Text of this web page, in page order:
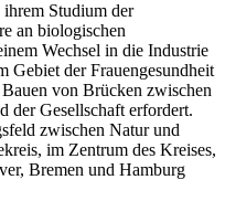
Studium der
an biologischen
Wechsel in die Industrie
Gebiet der Frauengesundheit
Bauen von Brücken zwischen
der Gesellschaft erfordert.
zwischen Natur und
im Zentrum des Kreises,
Bremen und Hamburg